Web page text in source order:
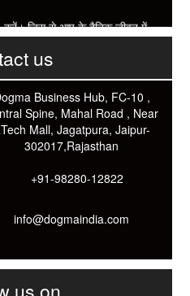
करें। जिस से आप के दैनिक जीवन में
के तरीके।
us
Business Hub, FC-10 ,
Spine, Mahal Road , Near
Mall, Jagatpura, Jaipur-
302017,Rajasthan
+91-98280-12822
info@dogmaindia.com
us on